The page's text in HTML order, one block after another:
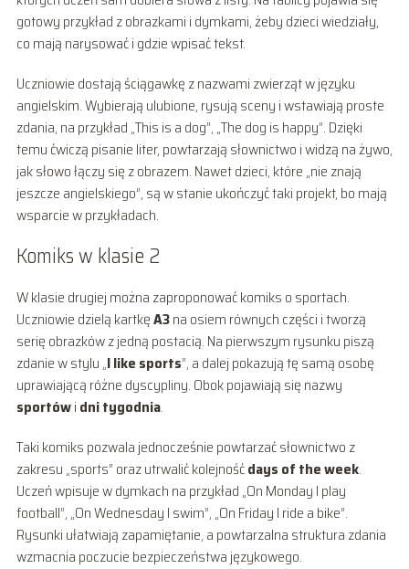
gotowy przykład z obrazkami i dymkami, żeby dzieci wiedziały,
co mają narysować i gdzie wpisać tekst.
Uczniowie dostają ściągawkę z nazwami zwierząt w języku
angielskim. Wybierają ulubione, rysują sceny i wstawiają proste
zdania, na przykład „This is a dog”, „The dog is happy”. Dzięki
temu ćwiczą pisanie liter, powtarzają słownictwo i widzą na żywo,
jak słowo łączy się z obrazem. Nawet dzieci, które „nie znają
jeszcze angielskiego”, są w stanie ukończyć taki projekt, bo mają
wsparcie w przykładach.
Komiks w klasie 2
W klasie drugiej można zaproponować komiks o sportach.
Uczniowie dzielą kartkęA3na osiem równych części i tworzą
serię obrazków z jedną postacią. Na pierwszym rysunku piszą
zdanie w stylu „I like sports”, a dalej pokazują tę samą osobę
uprawiającą różne dyscypliny. Obok pojawiają się nazwy
sportówi dni tygodnia.
Taki komiks pozwala jednocześnie powtarzać słownictwo z
zakresu „sports” oraz utrwalić kolejnośćdays of the week.
Uczeń wpisuje w dymkach na przykład „On Monday I play
football”, „On Wednesday I swim”, „On Friday I ride a bike”.
Rysunki ułatwiają zapamiętanie, a powtarzalna struktura zdania
wzmacnia poczucie bezpieczeństwa językowego.